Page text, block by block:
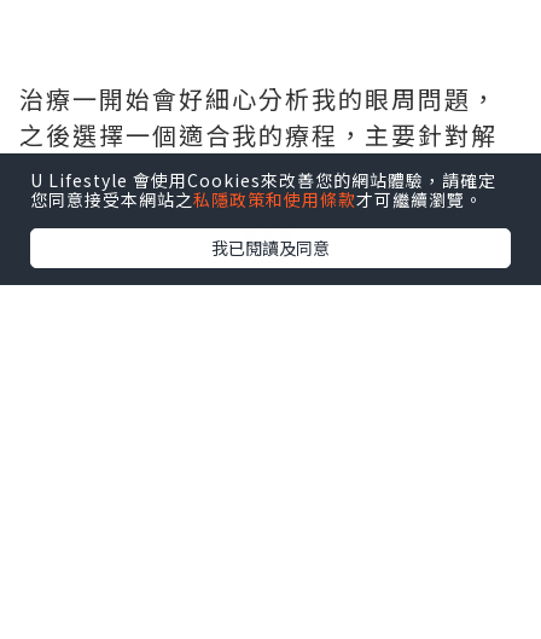
治療一開始會好細心分析我的眼周問題，
之後選擇一個適合我的療程，主要針對解
決血管型、色素型黑眼圈同眼紋。
U Lifestyle 會使用Cookies來改善您的網站體驗，請確定
您同意接受本網站之私隱政策和使用條款才可繼續瀏覽。
我已閱讀及同意